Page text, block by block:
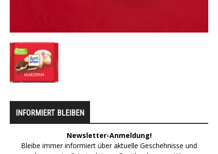
INFORMIERT BLEIBEN
Newsletter-Anmeldung!
Bleibe immer informiert über aktuelle Geschehnisse und